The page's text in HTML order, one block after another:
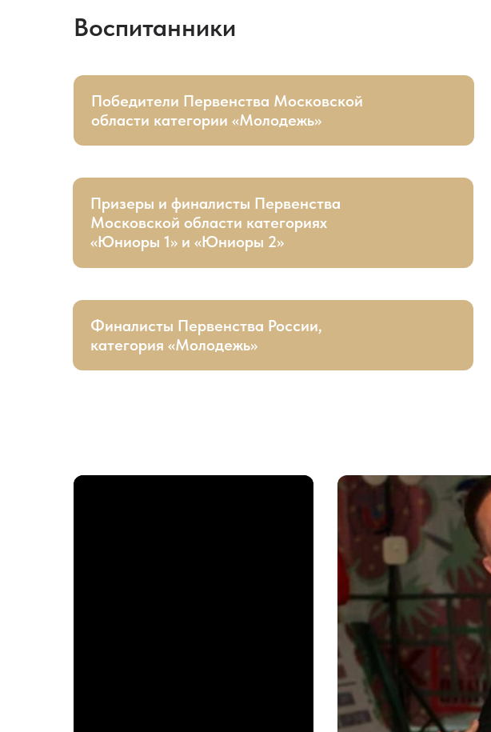
Воспитанники
Победители Первенства Московской
области категории «Молодежь»
Призеры и финалисты Первенства
Московской области категориях
«Юниоры 1» и «Юниоры 2»
Финалисты Первенства России,
категория «Молодежь»